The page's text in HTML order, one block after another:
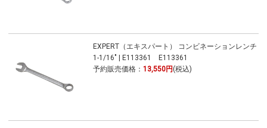
EXPERT（エキスパート） コンビネーションレンチ
1-1/16" | E113361 E113361
予約販売価格： 13,550円 (税込)